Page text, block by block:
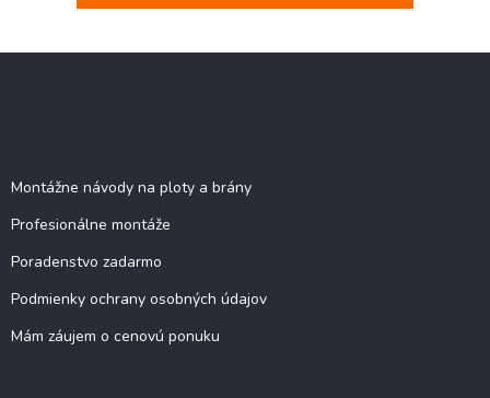
Montážne návody na ploty a brány
Profesionálne montáže
Poradenstvo zadarmo
Podmienky ochrany osobných údajov
Mám záujem o cenovú ponuku